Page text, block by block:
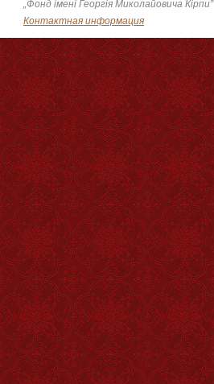
„Фонд імені Георгія Миколайовича Кірпи”
Контактная информация